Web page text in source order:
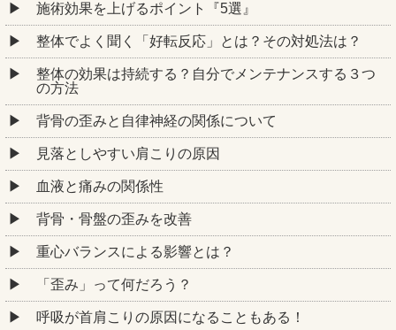
施術効果を上げるポイント『5選』
整体でよく聞く「好転反応」とは？その対処法は？
整体の効果は持続する？自分でメンテナンスする３つ
の方法
背骨の歪みと自律神経の関係について
見落としやすい肩こりの原因
血液と痛みの関係性
背骨・骨盤の歪みを改善
重心バランスによる影響とは？
「歪み」って何だろう？
呼吸が首肩こりの原因になることもある！